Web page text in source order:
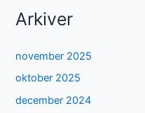
Arkiver
november 2025
oktober 2025
december 2024